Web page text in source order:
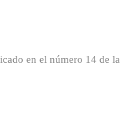
en el número 14 de la